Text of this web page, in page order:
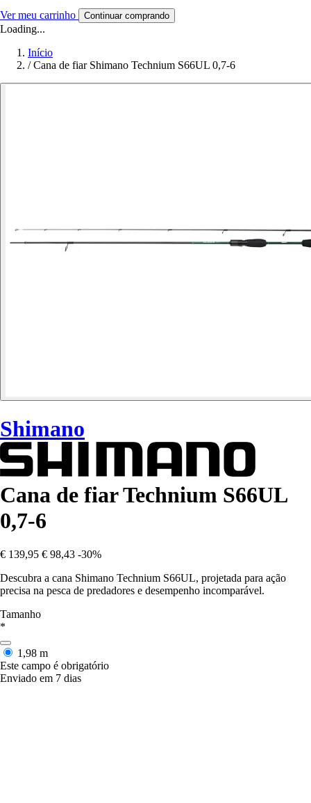
Ver meu carrinho Continuar comprando
Loading...
Início
/ Cana de fiar Shimano Technium S66UL 0,7-6
Shimano
Cana de fiar Technium S66UL
0,7-6
€ 139,95 € 98,43 -30%
Descubra a cana Shimano Technium S66UL, projetada para ação
precisa na pesca de predadores e desempenho incomparável.
Tamanho
*
1,98 m
Este campo é obrigatório
Enviado em 7 dias